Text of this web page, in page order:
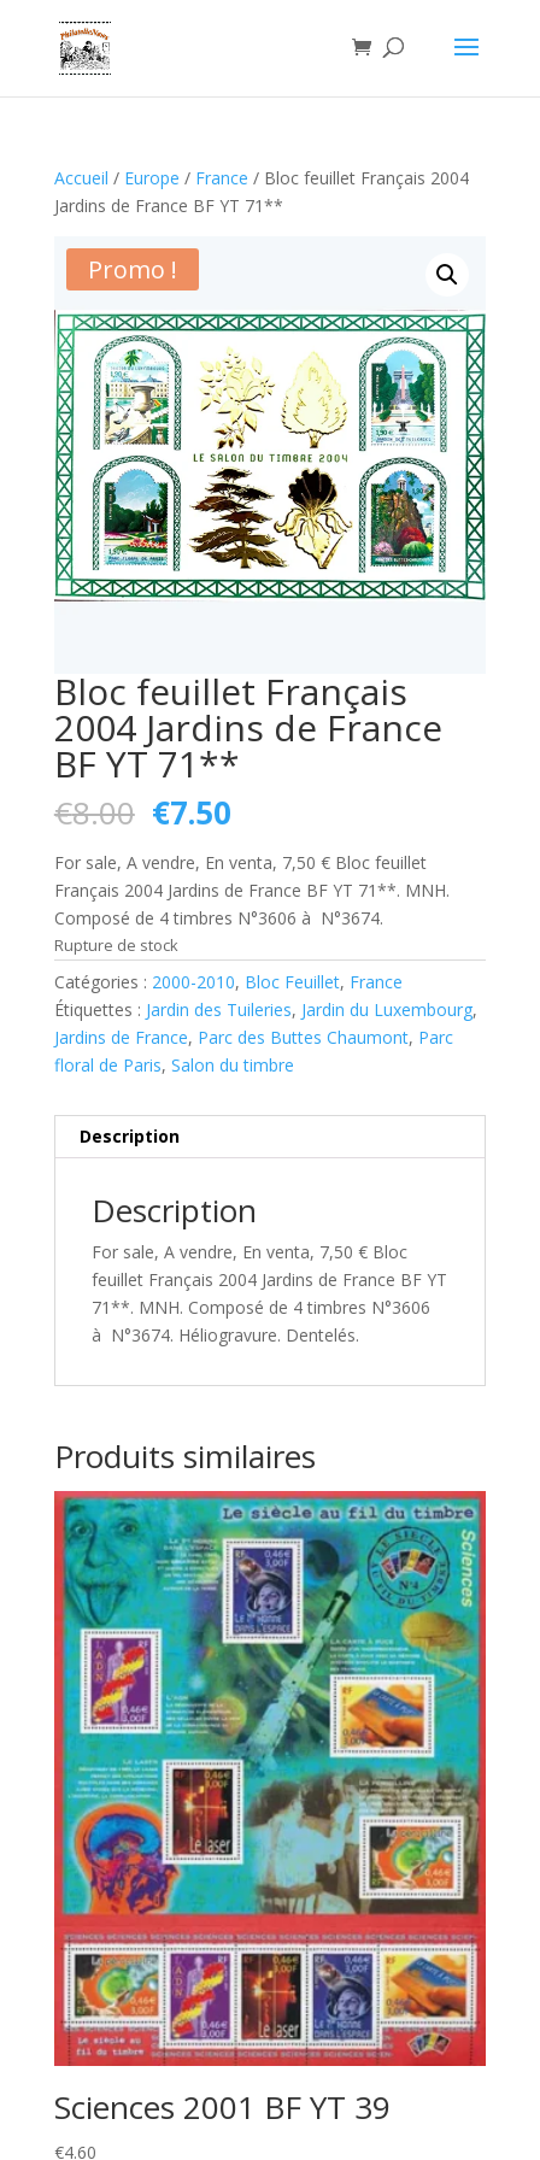
Accueil / Europe / France / Bloc feuillet Français 2004
Jardins de France BF YT 71**
Promo !
Bloc feuillet Français
2004 Jardins de France
BF YT 71**
€8.00 Le
prix
initial
était :
€8.00.
€7.50Le
actuel
est :
€7.50.
For sale, A vendre, En venta, 7,50 € Bloc feuillet
Français 2004 Jardins de France BF YT 71**. MNH.
Composé de 4 timbres N°3606 à N°3674.
Rupture de stock
Catégories : 2000-2010, Bloc Feuillet, France
Étiquettes : Jardin des Tuileries, Jardin du Luxembourg,
Jardins de France, Parc des Buttes Chaumont, Parc
floral de Paris, Salon du timbre
Description
Description
For sale, A vendre, En venta, 7,50 € Bloc
feuillet Français 2004 Jardins de France BF YT
71**. MNH. Composé de 4 timbres N°3606
à N°3674. Héliogravure. Dentelés.
Produits similaires
Sciences 2001 BF YT 39
€4.60